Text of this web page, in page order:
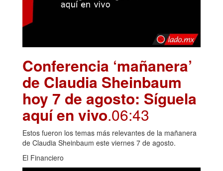
Conferencia ‘mañanera’
de Claudia Sheinbaum
hoy 7 de agosto: Síguela
aquí en vivo.06:43
Estos fueron los temas más relevantes de la mañanera
de Claudia Sheinbaum este viernes 7 de agosto.
El Financiero